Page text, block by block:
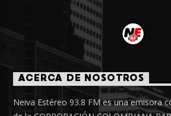
ACERCA DE NOSOTROS
Neiva Estéreo 93.8 FM es una emisora